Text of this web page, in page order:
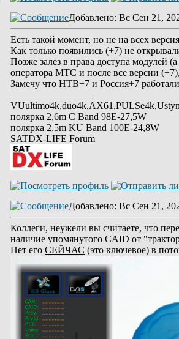
Добавлено: Вс Сен 21,
Есть такой момент, но не на всех
Как только появились (+7) не
Позже залез в права доступа модулей
оператора МТС и после все версии
Замечу что НТВ+7 и Россия+7
полярка 2,6m С Band 98Е-27,5W
полярка 2,5m KU Band 100E-24,8W
SATDX-LIFE Forum
Добавлено: Вс Сен 21,
Коллеги, неужели вы считаете, что
наличие упомянутого CAID от
Нет его СЕЙЧАС (это ключевое) в